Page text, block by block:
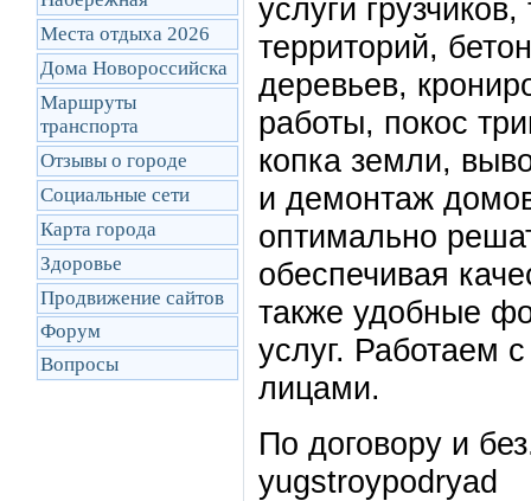
Места отдыха 2026
Дома Новороссийска
Маршруты
транcпорта
Отзывы о городе
Социальные сети
Карта города
Здоровье
Продвижение сайтов
Форум
Вопросы
услуги
территорий,
деревьев,
работы, покос
копка земли,
и демонтаж
оптимально
обеспечивая
также удобные
услуг. Работаем
лицами.
По договору и
yugstroypodryad